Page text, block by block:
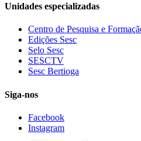
Unidades especializadas
Centro de Pesquisa e
Edições Sesc
Selo Sesc
SESCTV
Sesc Bertioga
Siga-nos
Facebook
Instagram